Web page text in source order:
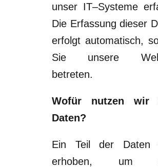
unser IT–Systeme
Die Erfassung dieser
erfolgt automatisch,
Sie unsere
betreten.
Wofür nutzen wir
Daten?
Ein Teil der Daten
erhoben, um